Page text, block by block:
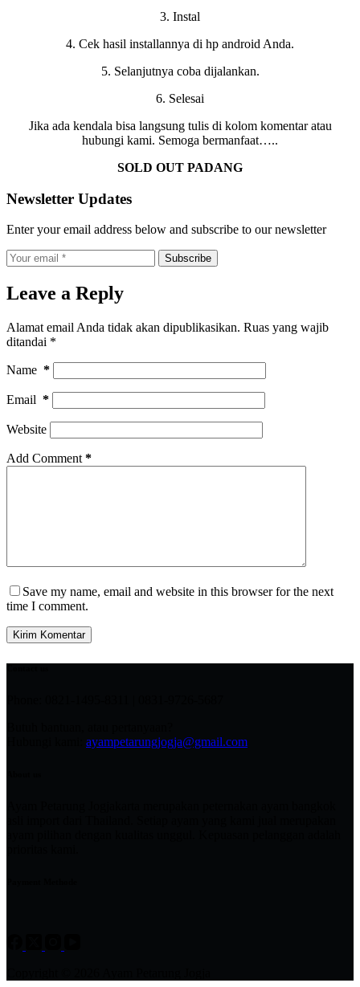
3. Instal
4. Cek hasil installannya di hp android Anda.
5. Selanjutnya coba dijalankan.
6. Selesai
Jika ada kendala bisa langsung tulis di kolom komentar atau
hubungi kami. Semoga bermanfaat…..
SOLD OUT PADANG
Newsletter Updates
Enter your email address below and subscribe to our newsletter
Subscribe
Leave a Reply
Alamat email Anda tidak akan dipublikasikan. Ruas yang wajib
ditandai *
Name *
Email *
Website
Add Comment *
Save my name, email and website in this browser for the next
time I comment.
Kirim Komentar
ayampetarungjogja@gmail.com